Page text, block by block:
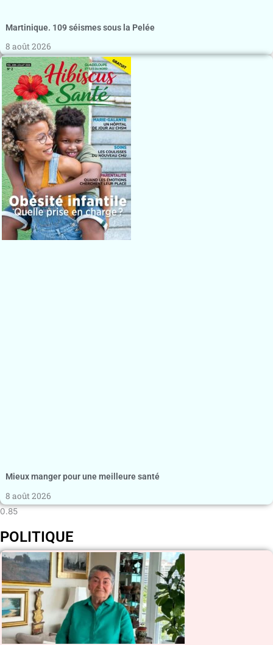
Martinique. 109 séismes sous la Pelée
8 août 2026
Mieux manger pour une meilleure santé
8 août 2026
POLITIQUE